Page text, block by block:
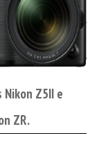
Z5II e
ZR.